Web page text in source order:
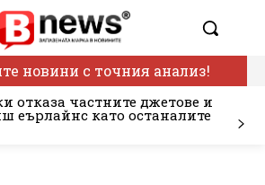
новини с точния анализ!
отказа частните джетове и
еърлайнс като останалите